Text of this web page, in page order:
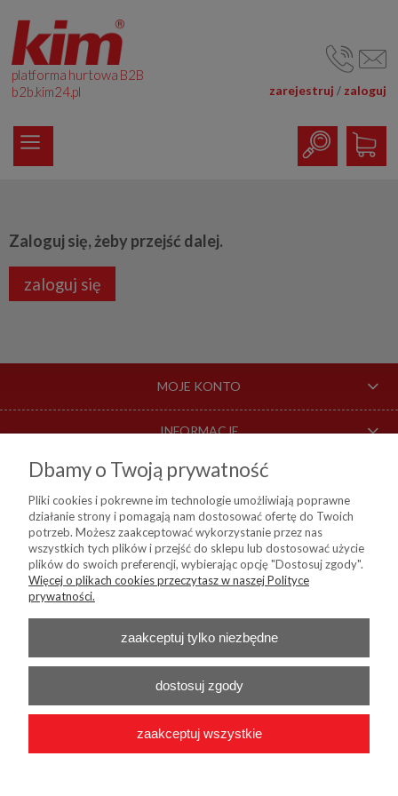
platforma hurtowa B2B
b2b.kim24.pl
zarejestruj / zaloguj
Zaloguj się, żeby przejść dalej.
zaloguj się
MOJE KONTO
INFORMACJE
O NAS
DOSTAWA I PŁATNOŚCI
KIM Sp. z o. o.
NIP:8441809717, REGON: 790315559, BDO: 000024178
Nr konta do przelewów:Bank Millenium 45 1160 2202 0000 0004 9138
0460
Telefon :+48 22 55 96 556
E-mail :b2b@kim24.pl
Dbamy o Twoją prywatność
Pliki cookies i pokrewne im technologie umożliwiają poprawne
działanie strony i pomagają nam dostosować ofertę do Twoich
potrzeb. Możesz zaakceptować wykorzystanie przez nas
wszystkich tych plików i przejść do sklepu lub dostosować użycie
plików do swoich preferencji, wybierając opcję "Dostosuj zgody".
Więcej o plikach cookies przeczytasz w naszej Polityce
prywatności.
zaakceptuj tylko niezbędne
dostosuj zgody
zaakceptuj wszystkie